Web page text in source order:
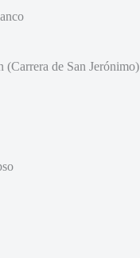
(Carrera de San Jerónimo)